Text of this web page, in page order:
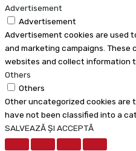
Advertisement
Advertisement
Advertisement cookies are used
and marketing campaigns.
websites and collect information
Others
Others
Other uncategorized cookies are
have not been classified into a
SALVEAZĂ ȘI ACCEPTĂ